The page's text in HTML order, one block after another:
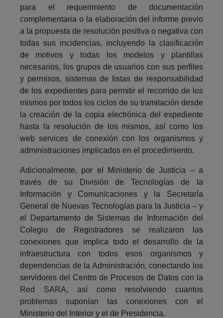
para el requerimiento de documentación
complementaria o la elaboración del informe previo
a la propuesta de resolución positiva o negativa con
todas sus incidencias, incluyendo la clasificación
de motivos y todas los modelos y plantillas
necesarios, los grupos de usuarios con sus perfiles
y permisos, sistemas de listas de responsabilidad
de los expedientes para permitir el recorrido de los
mismos por todos los ciclos de su tramitación desde
la creación de la copia electrónica del expediente
hasta la resolución de los mismos, así como los
web services de conexión con los organismos y
administraciones implicados en el procedimiento.
Adicionalmente, por el Ministerio de Justicia – a
través de su División de Tecnologías de Ia
Información y Comunicaciones y la Secretaría
General de Nuevas Tecnologías para la Justicia – y
el Departamento de Sistemas de Información del
Colegio de Registradores se realizaron las
conexiones que implica todo el desarrollo de la
infraestructura con todos esos organismos y
dependencias de la Administración, conectando los
servidores del Centro de Procesos de Datos con la
Red SARA, así como resolviendo cuantos
problemas suponían las conexiones con el
Ministerio del Interior y el de Presidencia.